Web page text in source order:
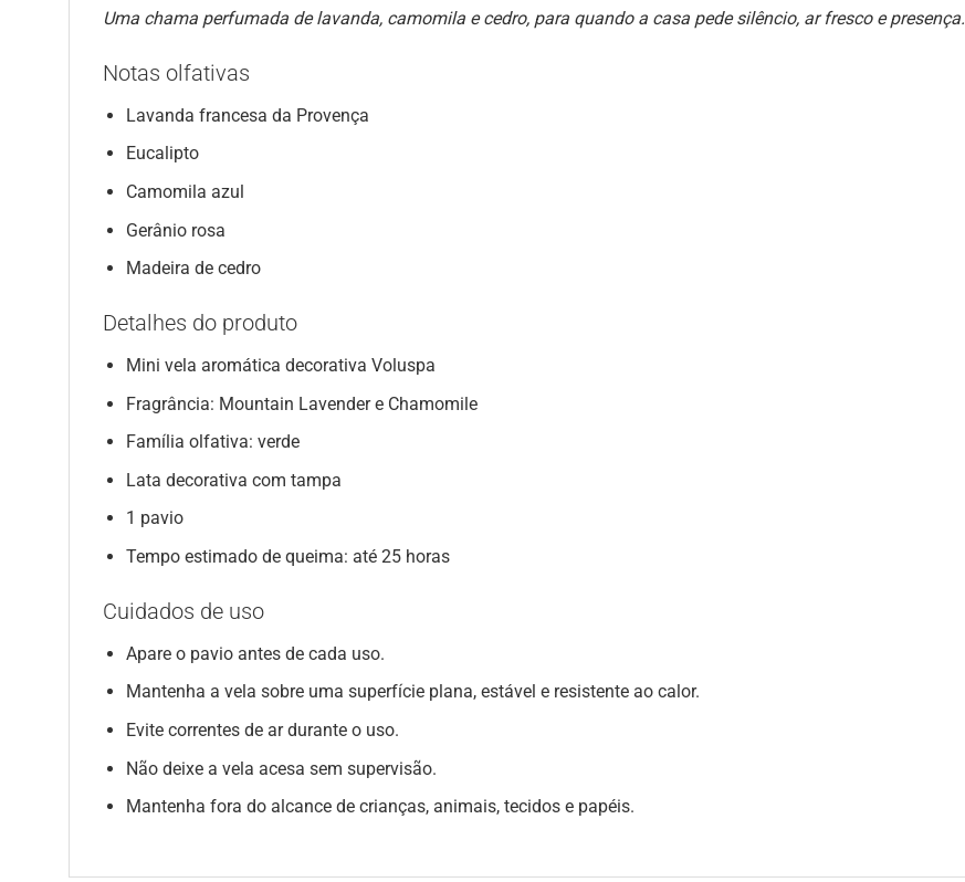
Uma chama perfumada de lavanda, camomila e cedro, para quando a casa pede silêncio, ar fresco e presença.
Notas olfativas
Lavanda francesa da Provença
Eucalipto
Camomila azul
Gerânio rosa
Madeira de cedro
Detalhes do produto
Mini vela aromática decorativa Voluspa
Fragrância: Mountain Lavender e Chamomile
Família olfativa: verde
Lata decorativa com tampa
1 pavio
Tempo estimado de queima: até 25 horas
Cuidados de uso
Apare o pavio antes de cada uso.
Mantenha a vela sobre uma superfície plana, estável e resistente ao calor.
Evite correntes de ar durante o uso.
Não deixe a vela acesa sem supervisão.
Mantenha fora do alcance de crianças, animais, tecidos e papéis.